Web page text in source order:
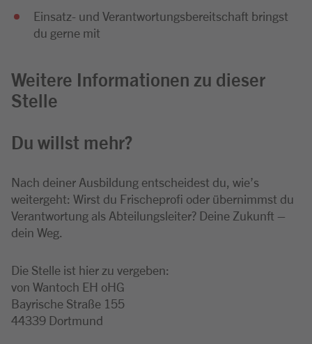
Einsatz- und Verantwortungsbereitschaft bringst
du gerne mit
Weitere Informationen zu dieser
Stelle
Du willst mehr?
Nach deiner Ausbildung entscheidest du, wie’s
weitergeht: Wirst du Frischeprofi oder übernimmst du
Verantwortung als Abteilungsleiter? Deine Zukunft –
dein Weg.
Die Stelle ist hier zu vergeben:
von Wantoch EH oHG
Bayrische Straße 155
44339 Dortmund